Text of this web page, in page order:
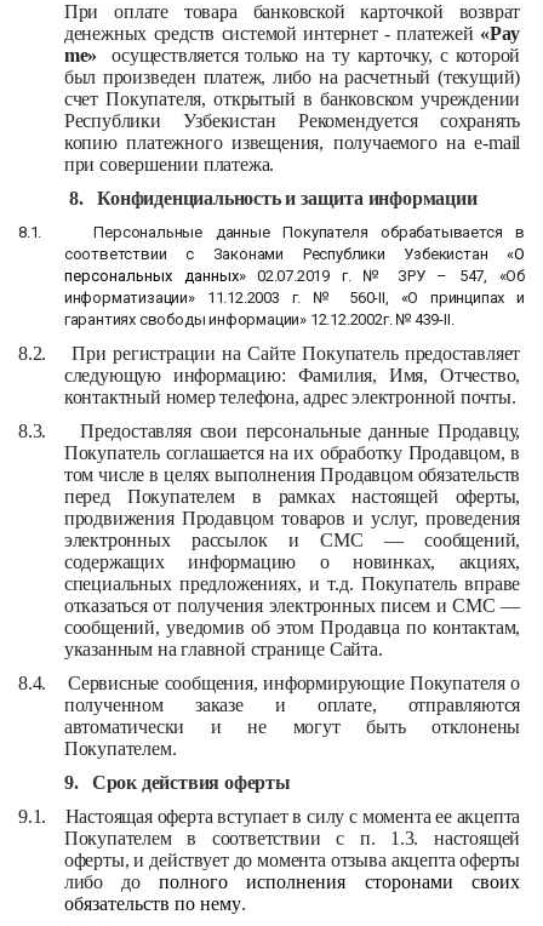
При оплате товара банковской карточкой возврат
денежных средств системой интернет - платежей «Pay
me»
осуществляется только на ту карточку, с которой
был произведен платеж, либо на расчетный (текущий)
счет Покупателя, открытый в банковском учреждении
Республики Узбекистан Рекомендуется сохранять
копию платежного извещения, получаемого на e-mail
при совершении платежа.
8.
Конфиденциальность и защита информации
8.1.
Персональные данные Покупателя обрабатывается в
соответствии с Законами Республики Узбекистан «О
персональных данных» 02.07.2019 г. № ЗРУ – 547, «Об
информатизации» 11.12.2003 г. № 560-II, «О принципах и
гарантиях свободы информации» 12.12.2002г. № 439-II.
8.2.
При регистрации на Сайте Покупатель предоставляет
следующую информацию: Фамилия, Имя, Отчество,
контактный номер телефона, адрес электронной почты.
8.3.
Предоставляя свои персональные данные Продавцу,
Покупатель соглашается на их обработку Продавцом, в
том числе в целях выполнения Продавцом обязательств
перед Покупателем в рамках настоящей оферты,
продвижения Продавцом товаров и услуг, проведения
электронных рассылок и СМС — сообщений,
содержащих информацию о новинках, акциях,
специальных предложениях, и т.д. Покупатель вправе
отказаться от получения электронных писем и СМС —
сообщений, уведомив об этом Продавца по контактам,
указанным на главной странице Сайта.
8.4.
Сервисные сообщения, информирующие Покупателя о
полученном заказе и оплате, отправляются
автоматически и не могут быть отклонены
Покупателем.
9.
Срок действия оферты
9.1.
Настоящая оферта вступает в силу с момента ее акцепта
Покупателем в соответствии с п. 1.3. настоящей
оферты, и действует до момента отзыва акцепта оферты
либо до полного исполнения сторонами своих
обязательств по нему.